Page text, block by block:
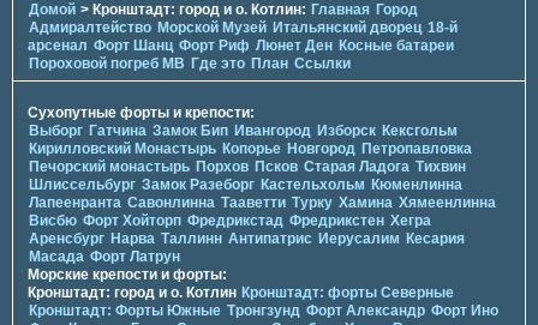
Домой > Кронштадт: город и о. Котлин: Главная Город
Адмиралтейство Морской Музей Итальянский дворец 18-й
арсенал Форт Шанц Форт Риф Люнет Ден Косные батареи
Пороховой погреб МВ Где это План Ссылки
Сухопутные форты и крепости:
Выборг Гатчина Замок Бип Ивангород Изборск Кексгольм
Кирилловский Монастырь Копорье Новгород Петропавловка
Печорcкий монастырь Порхов Псков Старая Ладога Тихвин
Шлиссельбург Замок Разеборг Кастельхольм Кюменлинна
Лапеенранта Савонлинна Тааветти Турку Хамина Хямеенлинна
Висбю Форт Хойторп Фредрикстад Фредрикстен Хегра
Аренсбург Нарва Таллинн Антипатрис Иерусалим Кесария
Масада Форт Латрун
Морские крепости и форты:
Кронштадт: город и о. Котлин Кронштадт: форты Северные
Кронштадт: Форты Южные Тронгзунд Форт Александр Форт Ино